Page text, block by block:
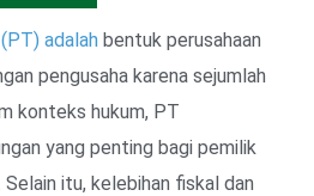
adalah bentuk perusahaan
pengusaha karena sejumlah
konteks hukum, PT
yang penting bagi pemilik
itu, kelebihan fiskal dan